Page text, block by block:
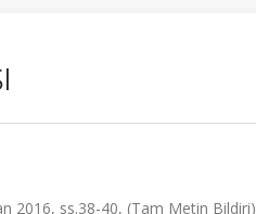
2016, ss.38-40, (Tam Metin Bildiri)